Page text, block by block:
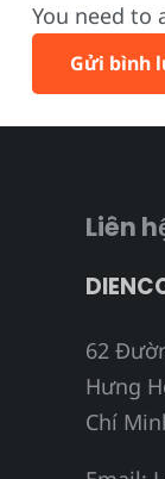
You need to
Gửi bình
Liên
62
Hưng
Chí